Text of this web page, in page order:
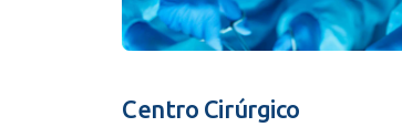
Centro Cirúrgico